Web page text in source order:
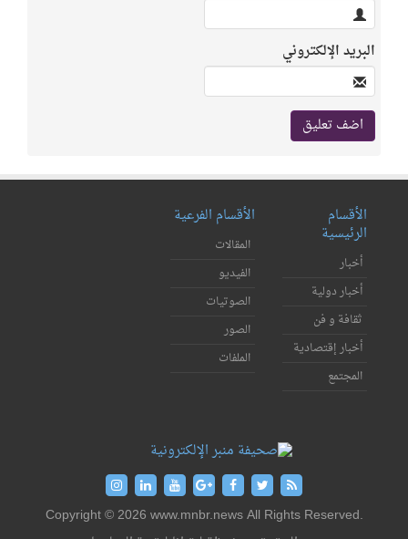
البريد الإلكتروني
الأقسام
الرئيسية
أخبار
أخبار دولية
ثقافة و فن
أخبار إقتصادية
المجتمع
الأقسام الفرعية
المقالات
الفيديو
الصوتيات
الصور
الملفات
Copyright © 2026 www.mnbr.news All Rights Reserved.